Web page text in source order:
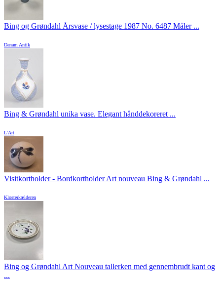
Bing og Grøndahl Årsvase / lysestage 1987 No. 6487 Måler ...
Danam Antik
Bing & Grøndahl unika vase. Elegant hånddekoreret ...
L'Art
Visitkortholder - Bordkortholder Art nouveau Bing & Grøndahl ...
Klosterkælderen
Bing og Grøndahl Art Nouveau tallerken med gennembrudt kant og
...